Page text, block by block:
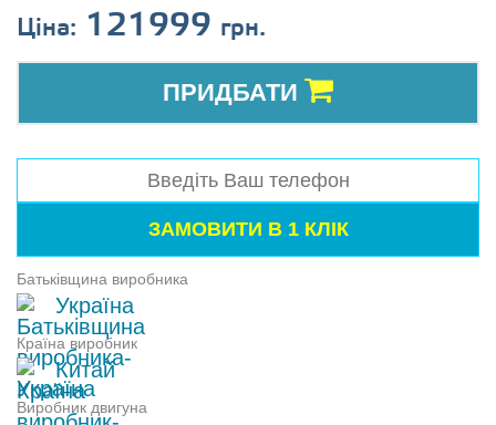
Ціна: 121999 грн.
ПРИДБАТИ
Батьківщина виробника
Україна
Країна виробник
Китай
Виробник двигуна